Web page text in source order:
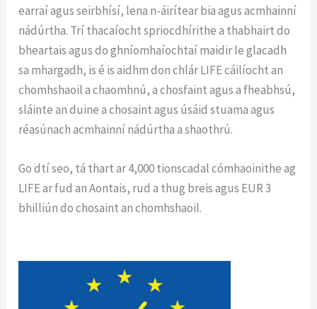
earraí agus seirbhísí, lena n-áirítear bia agus acmhainní
nádúrtha. Trí thacaíocht spriocdhírithe a thabhairt do
bheartais agus do ghníomhaíochtaí maidir le glacadh
sa mhargadh, is é is aidhm don chlár LIFE cáilíocht an
chomhshaoil a chaomhnú, a chosfaint agus a fheabhsú,
sláinte an duine a chosaint agus úsáid stuama agus
réasúnach acmhainní nádúrtha a shaothrú.
Go dtí seo, tá thart ar 4,000 tionscadal cómhaoinithe ag
LIFE ar fud an Aontais, rud a thug breis agus EUR 3
bhilliún do chosaint an chomhshaoil.